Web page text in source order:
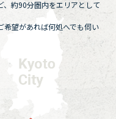
、約90分圏内をエリアとして
希望があれば何処へでも伺い